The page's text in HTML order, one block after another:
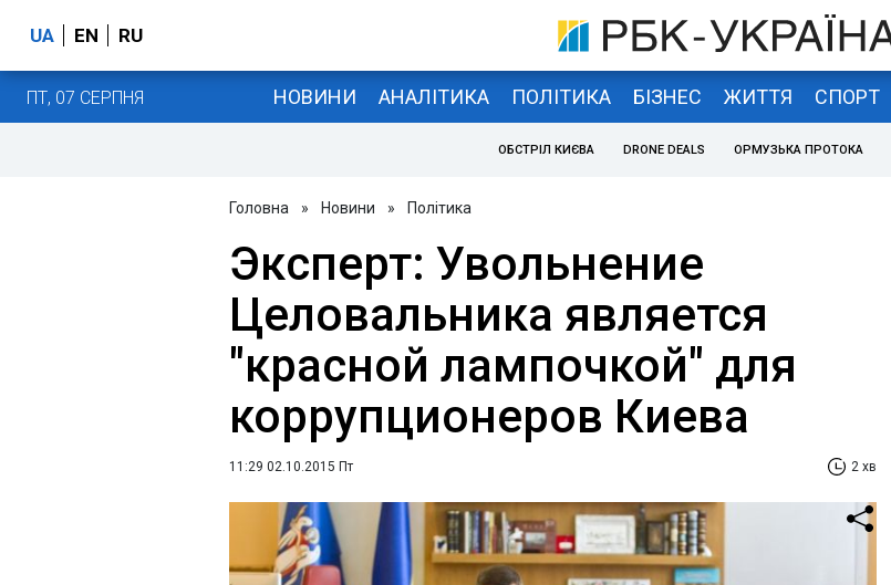
UA EN RU
ПТ, 07 СЕРПНЯ НОВИНИ АНАЛІТИКА ПОЛІТИКА БІЗНЕС ЖИТТЯ СПОРТ
ОБСТРІЛ КИЄВА DRONE DEALS ОРМУЗЬКА ПРОТОКА
Головна » Новини » Політика
Эксперт: Увольнение
Целовальника является
"красной лампочкой" для
коррупционеров Киева
11:29 02.10.2015 Пт 2 хв